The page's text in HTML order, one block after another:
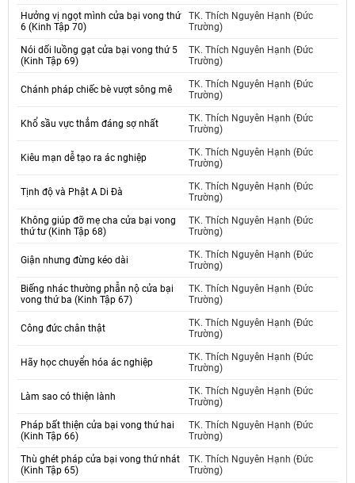
Hưởng vị ngọt mình cửa bại vong thứ
6 (Kinh Tập 70)
TK. Thích Nguyên Hạnh (Đức
Trường)
Nói dối luồng gạt cửa bại vong thứ 5
(Kinh Tập 69)
TK. Thích Nguyên Hạnh (Đức
Trường)
Chánh pháp chiếc bè vượt sông mê
TK. Thích Nguyên Hạnh (Đức
Trường)
Khổ sầu vực thẳm đáng sợ nhất
TK. Thích Nguyên Hạnh (Đức
Trường)
Kiêu mạn dễ tạo ra ác nghiệp
TK. Thích Nguyên Hạnh (Đức
Trường)
Tịnh độ và Phật A Di Đà
TK. Thích Nguyên Hạnh (Đức
Trường)
Không giúp đỡ mẹ cha cửa bại vong
thứ tư (Kinh Tập 68)
TK. Thích Nguyên Hạnh (Đức
Trường)
Giận nhưng đừng kéo dài
TK. Thích Nguyên Hạnh (Đức
Trường)
Biếng nhác thường phẫn nộ cửa bại
vong thứ ba (Kinh Tập 67)
TK. Thích Nguyên Hạnh (Đức
Trường)
Công đức chân thật
TK. Thích Nguyên Hạnh (Đức
Trường)
Hãy học chuyển hóa ác nghiệp
TK. Thích Nguyên Hạnh (Đức
Trường)
Làm sao có thiện lành
TK. Thích Nguyên Hạnh (Đức
Trường)
Pháp bất thiện cửa bại vong thứ hai
(Kinh Tập 66)
TK. Thích Nguyên Hạnh (Đức
Trường)
Thù ghét pháp cửa bại vong thứ nhát
(Kinh Tập 65)
TK. Thích Nguyên Hạnh (Đức
Trường)